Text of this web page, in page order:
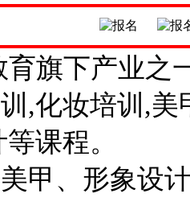
旗下产业之
,化妆培训,
课程。
甲、形象设